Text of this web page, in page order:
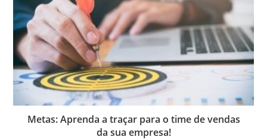
Metas: Aprenda a traçar para o time de vendas
da sua empresa!